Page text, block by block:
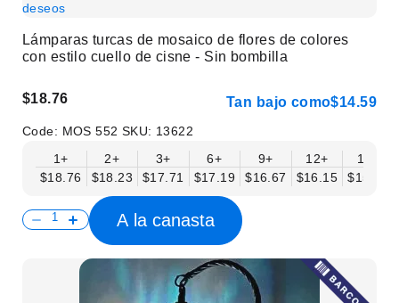
deseos
Lámparas turcas de mosaico de flores de colores
con estilo cuello de cisne - Sin bombilla
$18.76 Tan bajo como$14.59
Code: MOS 552 SKU: 13622
1+
$18.76
2+
$18.23
3+
$17.71
6+
$17.19
9+
$16.67
12+
$16.15
15+
$15.63
A la canasta